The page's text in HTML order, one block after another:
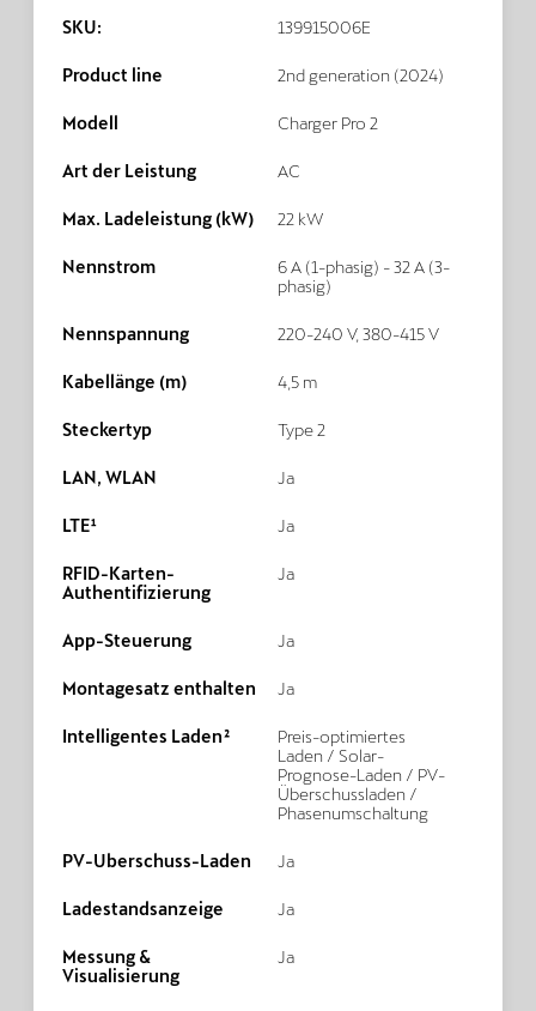
SKU: 139915006E
Product line 2nd generation (2024)
Modell Charger Pro 2
Art der Leistung AC
Max. Ladeleistung (kW) 22 kW
Nennstrom
6 A (1-phasig) - 32 A (3-
phasig)
Nennspannung 220-240 V, 380-415 V
Kabellänge (m) 4,5 m
Steckertyp Type 2
LAN, WLAN Ja
LTE¹ Ja
RFID-Karten-
Authentifizierung
Ja
App-Steuerung Ja
Montagesatz enthalten Ja
Intelligentes Laden²
Preis-optimiertes
Laden / Solar-
Prognose-Laden / PV-
Überschussladen /
Phasenumschaltung
PV-Überschuss-Laden Ja
Ladestandsanzeige Ja
Messung &
Visualisierung
Ja